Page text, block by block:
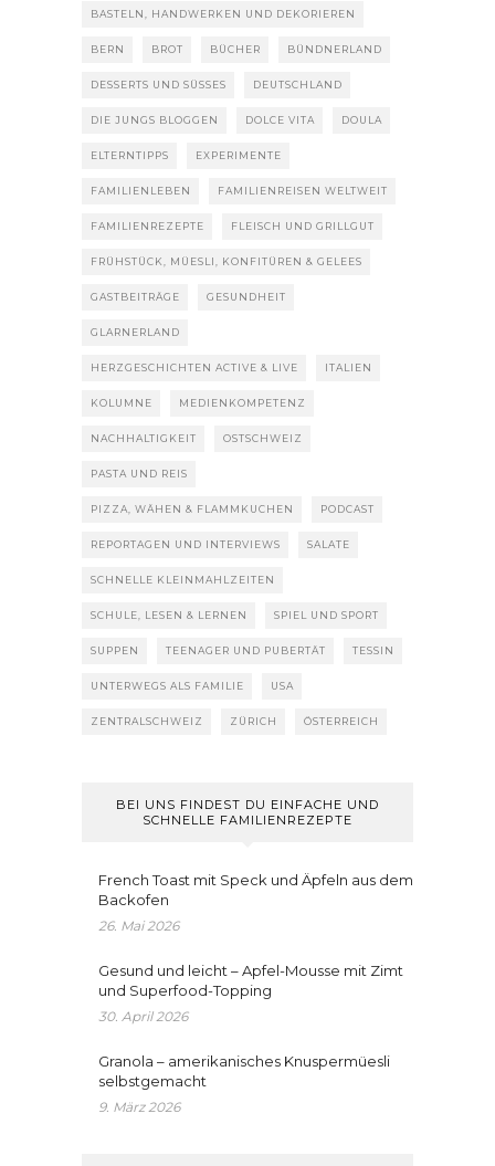
BASTELN, HANDWERKEN UND DEKORIEREN
BERN BROT BÜCHER BÜNDNERLAND
DESSERTS UND SÜSSES DEUTSCHLAND
DIE JUNGS BLOGGEN DOLCE VITA DOULA
ELTERNTIPPS EXPERIMENTE
FAMILIENLEBEN FAMILIENREISEN WELTWEIT
FAMILIENREZEPTE FLEISCH UND GRILLGUT
FRÜHSTÜCK, MÜESLI, KONFITÜREN & GELEES
GASTBEITRÄGE GESUNDHEIT
GLARNERLAND
HERZGESCHICHTEN ACTIVE & LIVE ITALIEN
KOLUMNE MEDIENKOMPETENZ
NACHHALTIGKEIT OSTSCHWEIZ
PASTA UND REIS
PIZZA, WÄHEN & FLAMMKUCHEN PODCAST
REPORTAGEN UND INTERVIEWS SALATE
SCHNELLE KLEINMAHLZEITEN
SCHULE, LESEN & LERNEN SPIEL UND SPORT
SUPPEN TEENAGER UND PUBERTÄT TESSIN
UNTERWEGS ALS FAMILIE USA
ZENTRALSCHWEIZ ZÜRICH ÖSTERREICH
BEI UNS FINDEST DU EINFACHE UND
SCHNELLE FAMILIENREZEPTE
French Toast mit Speck und Äpfeln aus dem
Backofen
26. Mai 2026
Gesund und leicht – Apfel-Mousse mit Zimt
und Superfood-Topping
30. April 2026
Granola – amerikanisches Knuspermüesli
selbstgemacht
9. März 2026